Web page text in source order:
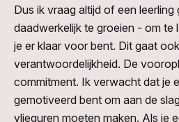
Dus ik vraag altijd of een
daadwerkelijk te groeien - om te
je er klaar voor bent. Dit gaat
verantwoordelijkheid. De
commitment. Ik verwacht dat je
gemotiveerd bent om aan de
vlieguren moeten maken. Als je